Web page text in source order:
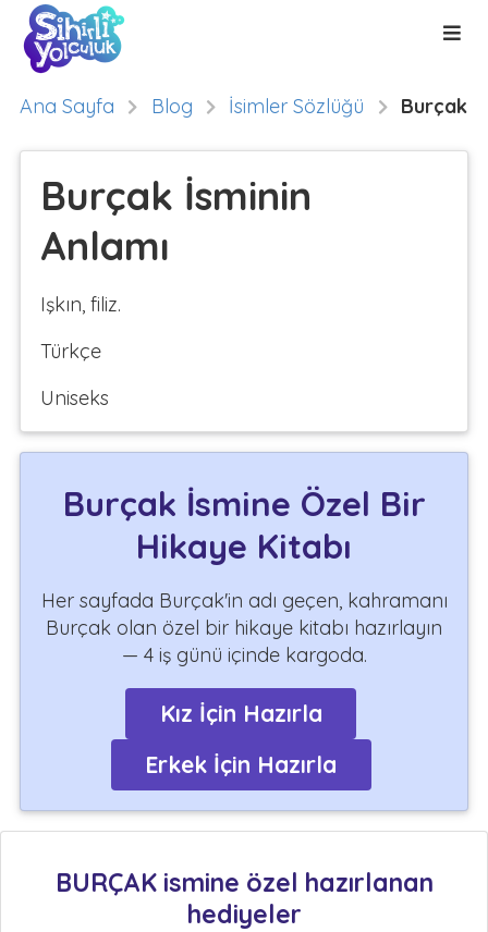
Ana Sayfa Blog İsimler Sözlüğü Burçak
Burçak İsminin
Anlamı
Işkın, filiz.
Türkçe
Uniseks
Burçak İsmine Özel Bir
Hikaye Kitabı
Her sayfada Burçak'in adı geçen, kahramanı
Burçak olan özel bir hikaye kitabı hazırlayın
— 4 iş günü içinde kargoda.
Kız İçin Hazırla
Erkek İçin Hazırla
BURÇAK ismine özel hazırlanan
hediyeler